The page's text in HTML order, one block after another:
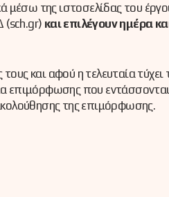
μέσω της ιστοσελίδας του
(sch.gr) και επιλέγουν ημέρα
και αφού η τελευταία
επιμόρφωσης που
της επιμόρφωσης.